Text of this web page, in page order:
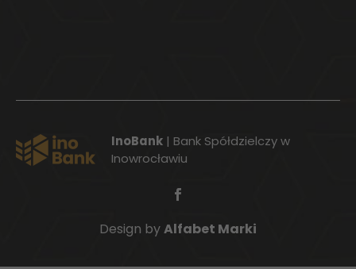
InoBank | Bank Spółdzielczy w
Inowrocławiu
Design byAlfabet Marki